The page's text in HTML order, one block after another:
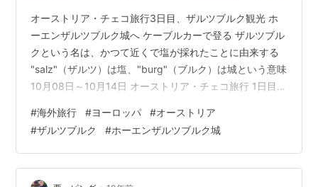
オーストリア・チェコ旅行3日目、ザルツブルク観光 ホ
ーエンザルツブルク城へ ケーブルカーで登る ザルツブル
クという名は、かつて近くで塩が採れたことに由来する
"salz"（ザルツ）は塩、"burg"（ブルク）は城という意味
10月08日～10月14日 オーストリア・チェコ旅行 1日目
ミヒャエル門・ホーフブルク 2日目2 美術史博物館 2日目
3 カフェ ザッハー 2日目4 オペラ座ガイドツアー 2日目5
クンストハウスウィーン・フンデルトヴァッサーハウス
2日目6 オーストリアの無形文化遺産 3日目1 ザルツブル
#海外旅行 #ヨーロッパ #オーストリア
#ザルツブルク #ホーエンザルツブルク城